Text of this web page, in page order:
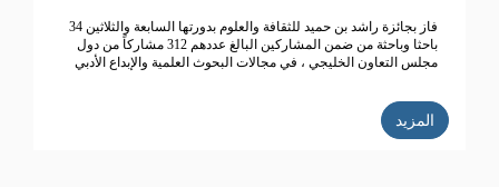
فاز بجائزة راشد بن حميد للثقافة والعلوم بدورتها السابعة والثلاثين 34
باحثا وباحثة من ضمن المشاركين البالغ عددهم 312 مشاركاً من دول
مجلس التعاون الخليجي ، في مجالات البحوث العلمية والإبداع الأدبي
المزيد